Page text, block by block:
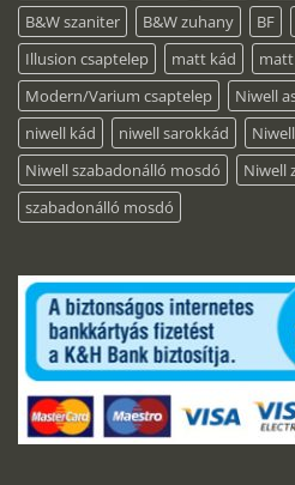
B&W szaniter
B&W zuhany BF
Illusion csaptelep
matt kád
Modern/Varium csaptelep
Niwell
niwell kád
niwell sarokkád
Niwell szabadonálló mosdó
Niwell
szabadonálló mosdó